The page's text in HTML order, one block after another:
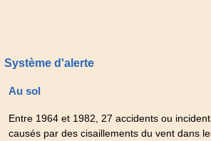
Système d'alerte
Au sol
Entre 1964 et 1982, 27 accidents ou
causés par des cisaillements du vent dans